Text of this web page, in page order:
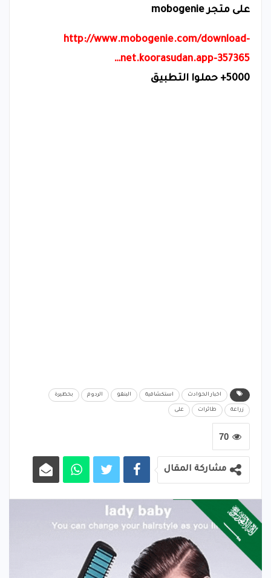
على متجرmobogenie
http://www.mobogenie.com/download-
net.koorasudan.app-357365…
5000+
حملوا التطبيق
اخبار الحوادث استكشافية البنقو الردوم بحظيرة
زراعة طائرات على
70
مشاركة المقال